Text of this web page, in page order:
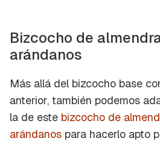
Bizcocho de
arándanos
Más allá del bizcocho base
anterior, también podemos
la de este bizcocho de
arándanos para hacerlo apto